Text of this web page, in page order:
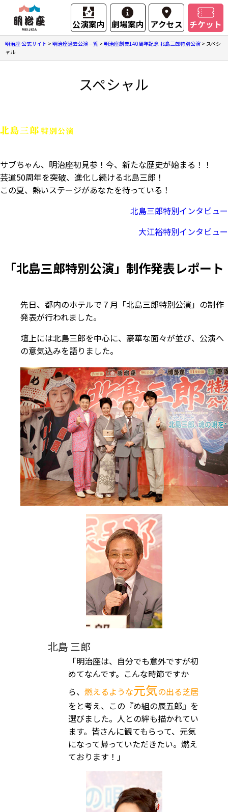
公演案内 劇場案内 アクセス チケット
明治座 公式サイト > 明治座過去公演一覧 > 明治座創業140周年記念 北島三郎特別公演 > スペシ
ャル
スペシャル
サブちゃん、明治座初見参！今、新たな歴史が始まる！！
芸道50周年を突破、進化し続ける北島三郎！
この夏、熱いステージがあなたを待っている！
北島三郎特別インタビュー
大江裕特別インタビュー
「北島三郎特別公演」制作発表レポート
先日、都内のホテルで７月「北島三郎特別公演」の制作
発表が行われました。
壇上には北島三郎を中心に、豪華な面々が並び、公演へ
の意気込みを語りました。
北島 三郎
「明治座は、自分でも意外ですが初
めてなんです。こんな時節ですか
ら、 燃えるような元気の出る芝居
をと考え、この『め組の辰五郎』を
選びました。人との絆も描かれてい
ます。皆さんに観てもらって、元気
になって帰っていただきたい。燃え
ております！」